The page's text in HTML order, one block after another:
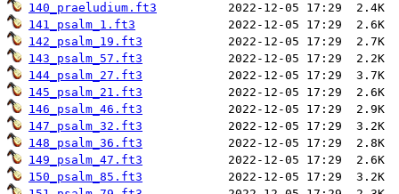
140_praeludium.ft3
141_psalm_1.ft3
142_psalm_19.ft3
143_psalm_57.ft3
144_psalm_27.ft3
145_psalm_21.ft3
146_psalm_46.ft3
147_psalm_32.ft3
148_psalm_36.ft3
149_psalm_47.ft3
150_psalm_85.ft3